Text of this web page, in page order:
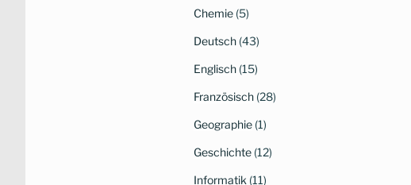
Chemie (5)
Deutsch (43)
Englisch (15)
Französisch (28)
Geographie (1)
Geschichte (12)
Informatik (11)